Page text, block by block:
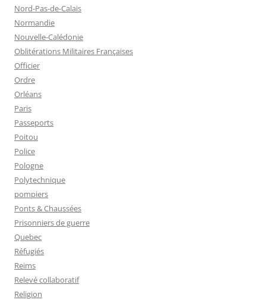
Nord-Pas-de-Calais
Normandie
Nouvelle-Calédonie
Oblitérations Militaires Françaises
Officier
Ordre
Orléans
Paris
Passeports
Poitou
Police
Pologne
Polytechnique
pompiers
Ponts & Chaussées
Prisonniers de guerre
Quebec
Réfugiés
Reims
Relevé collaboratif
Religion